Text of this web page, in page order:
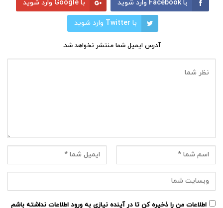
با Facebook وارد شوید با Google وارد شوید
با Twitter وارد شوید
آدرس ایمیل شما منتشر نخواهد شد.
اطلاعات من را ذخیره کن تا در آینده نیازی به ورود اطلاعات نداشته باشم